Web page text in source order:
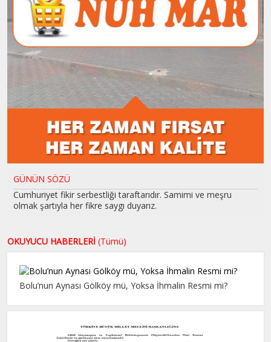
GÜNÜN SÖZÜ
Cumhuriyet fikir serbestliği taraftarıdır. Samimi ve meşru
olmak şartıyla her fikre saygı duyarız.
OKUYUCU HABERLERİ (Tümü)
Bolu’nun Aynası Gölköy mü, Yoksa İhmalin Resmi mi?